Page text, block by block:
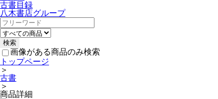
古書目録
八木書店グループ
画像がある商品のみ検索
トップページ
＞
古書
＞
商品詳細